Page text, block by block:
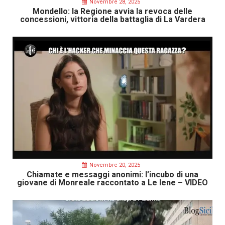
Novembre 28, 2025
Mondello: la Regione avvia la revoca delle
concessioni, vittoria della battaglia di La Vardera
Novembre 20, 2025
Chiamate e messaggi anonimi: l’incubo di una
giovane di Monreale raccontato a Le Iene – VIDEO